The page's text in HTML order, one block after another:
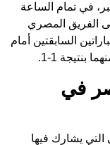
المقبل، الموافق 9 ديسمبر، في تمام الساعة
الفريق المصري
السابقتين أمام
1-1.
في
التي يشارك فيها